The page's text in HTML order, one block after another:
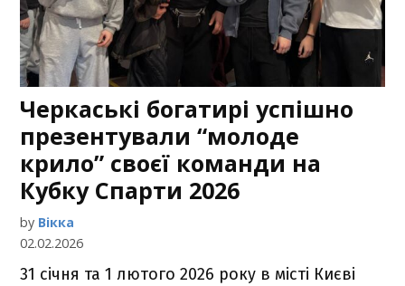
Черкаські богатирі успішно
презентували “молоде
крило” своєї команди на
Кубку Спарти 2026
by Вікка
02.02.2026
31 січня та 1 лютого 2026 року в місті Києві